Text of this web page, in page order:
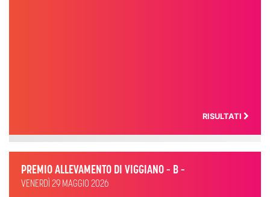
RISULTATI
PREMIO ALLEVAMENTO DI VIGGIANO – B –
VENERDÌ 29 MAGGIO 2026